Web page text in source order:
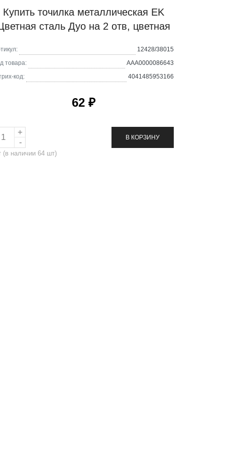
Купить точилка металлическая EK
сталь Дуо на 2 отв, цветная
12428/38015
товара:
AAA0000086643
код:
4041485953166
62 ₽
В КОРЗИНУ
(в наличии64 шт)